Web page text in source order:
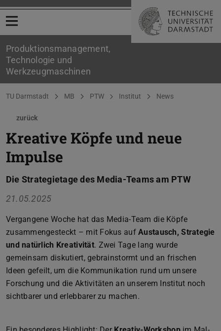
Menü öffnen
Produktionsmanagement,
Technologie und
Werkzeugmaschinen
Sie befinden sich hier:
TU Darmstadt MB PTW Institut News
zurück
Kreative Köpfe und neue
Impulse
Die Strategietage des Media-Teams am PTW
21.05.2025
Vergangene Woche hat das Media-Team die Köpfe
zusammengesteckt – mit Fokus aufAustausch, Strategie
und natürlich Kreativität. Zwei Tage lang wurde
gemeinsam diskutiert, gebrainstormt und an frischen
Ideen gefeilt, um die Kommunikation rund um unsere
Forschung und die Aktivitäten an unserem Institut noch
sichtbarer und erlebbarer zu machen.